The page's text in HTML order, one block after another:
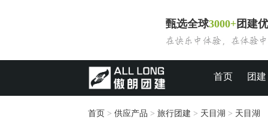
甄选全球3000+团建
首页 团建
首页 > 供应产品 > 旅行团建 > 天目湖 > 天目湖